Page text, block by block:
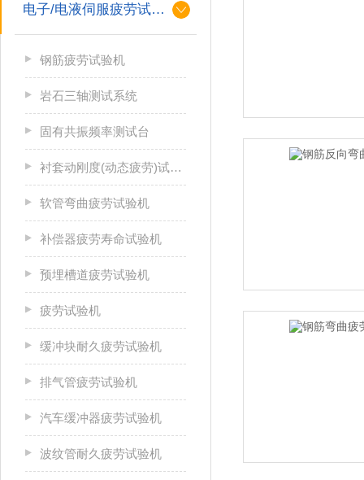
电子/电液伺服疲劳试验机
钢筋疲劳试验机
岩石三轴测试系统
固有共振频率测试台
衬套动刚度(动态疲劳)试验机
软管弯曲疲劳试验机
补偿器疲劳寿命试验机
预埋槽道疲劳试验机
疲劳试验机
缓冲块耐久疲劳试验机
排气管疲劳试验机
汽车缓冲器疲劳试验机
波纹管耐久疲劳试验机